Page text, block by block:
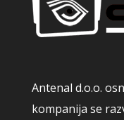
Antenal d.o.o.
kompanija se